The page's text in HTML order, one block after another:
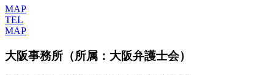
MAP
TEL
MAP
大阪事務所 （所属：大阪弁護士会）